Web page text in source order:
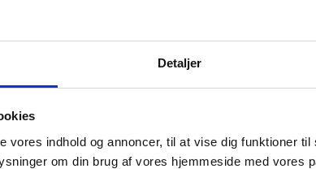
Detaljer
vores indhold og annoncer, til at vise dig funktioner
om din brug af vores hjemmeside med vores